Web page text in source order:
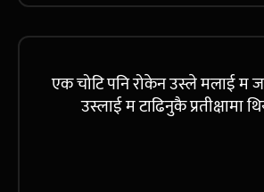
एक चोटि पनि रोकेन उस्ले मलाई म
उस्लाई म टाढिनुकै प्रतीक्षामा